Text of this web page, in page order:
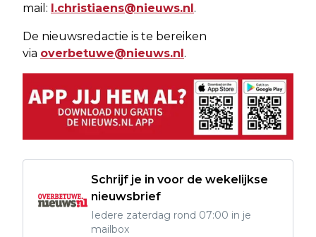
mail: l.christiaens@nieuws.nl.
De nieuwsredactie is te bereiken
via overbetuwe@nieuws.nl.
Schrijf je in voor de wekelijkse
nieuwsbrief
Iedere zaterdag rond 07:00 in je
mailbox